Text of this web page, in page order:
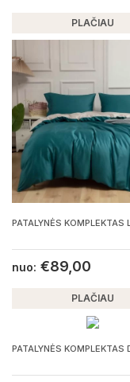
PLAČIAU
PATALYNĖS KOMPLEKTAS
nuo: €89,00
PLAČIAU
PATALYNĖS KOMPLEKTAS